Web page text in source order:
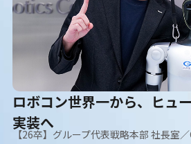
ロボコン世界一から、ヒュ
実装へ
【26卒】グループ代表戦略本部 社長室